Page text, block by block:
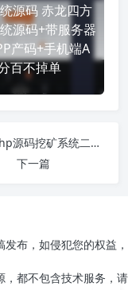
源码 赤龙四方
源码+带服务器
产码+手机端A
百不掉单
Thinkphp源码挖矿系统二开区块挖矿源码
下一篇
布，如侵犯您的权益，
，都不包含技术服务，请